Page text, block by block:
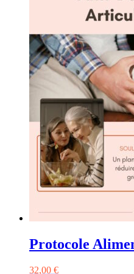
Protocole
32,00 €